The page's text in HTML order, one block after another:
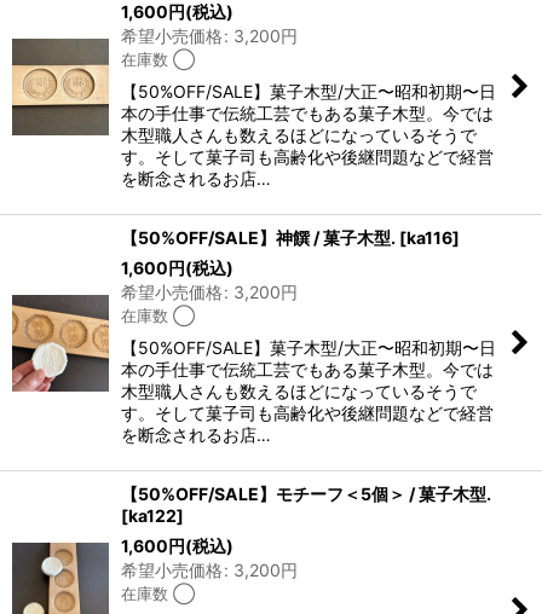
1,600円(税込)
希望小売価格: 3,200円
在庫数 ◯
【50%OFF/SALE】菓子木型/大正〜昭和初期〜日
本の手仕事で伝統工芸でもある菓子木型。今では
木型職人さんも数えるほどになっているそうで
す。そして菓子司も高齢化や後継問題などで経営
を断念されるお店…
【50%OFF/SALE】神饌 / 菓子木型. [ka116]
1,600円(税込)
希望小売価格: 3,200円
在庫数 ◯
【50%OFF/SALE】菓子木型/大正〜昭和初期〜日
本の手仕事で伝統工芸でもある菓子木型。今では
木型職人さんも数えるほどになっているそうで
す。そして菓子司も高齢化や後継問題などで経営
を断念されるお店…
【50%OFF/SALE】モチーフ＜5個＞ / 菓子木型.
[ka122]
1,600円(税込)
希望小売価格: 3,200円
在庫数 ◯